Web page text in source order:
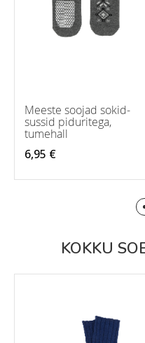
Meeste soojad sokid-
sussid piduritega,
tumehall
6,95 €
KOKKU